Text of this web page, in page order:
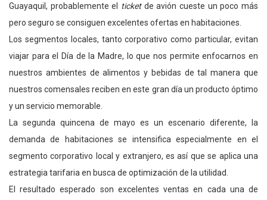
Guayaquil, probablemente el ticketde avión cueste un poco más
pero seguro se consiguen excelentes ofertas en habitaciones.
Los segmentos locales, tanto corporativo como particular, evitan
viajar para el Día de la Madre, lo que nos permite enfocarnos en
nuestros ambientes de alimentos y bebidas de tal manera que
nuestros comensales reciben en este gran día un producto óptimo
y un servicio memorable.
La segunda quincena de mayo es un escenario diferente, la
demanda de habitaciones se intensifica especialmente en el
segmento corporativo local y extranjero, es así que se aplica una
estrategia tarifaria en busca de optimización de la utilidad.
El resultado esperado son excelentes ventas en cada una de